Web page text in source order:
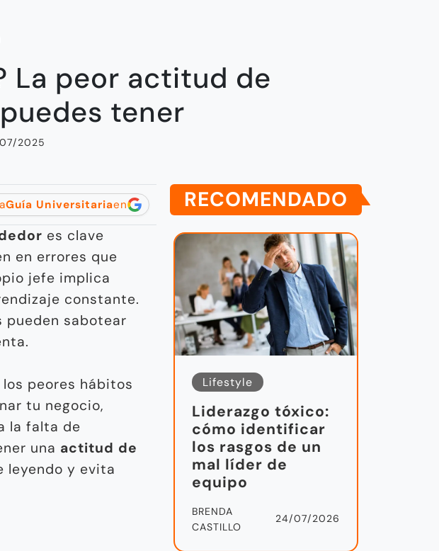
La peor actitud de
tener
2025
Guía Universitariaen
es clave
en errores que
jefe implica
constante.
pueden sabotear
peores hábitos
tu negocio,
la falta de
una actitud de
leyendo y evita
RECOMENDADO
Lifestyle
Liderazgo tóxico:
cómo identificar
los rasgos de un
mal líder de
equipo
BRENDA
CASTILLO
24/07/2026